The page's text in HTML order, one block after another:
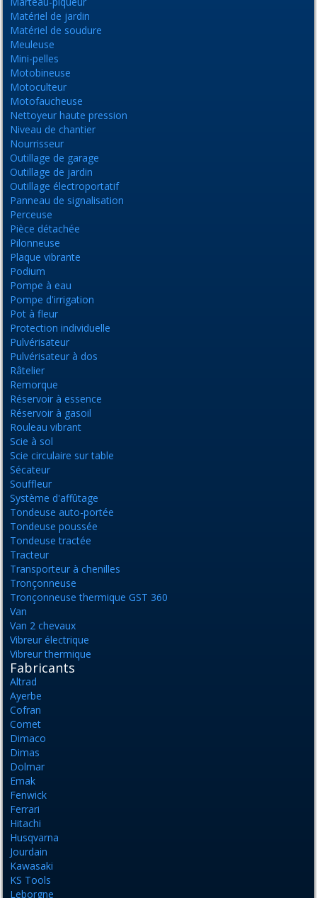
Matériel de jardin
Matériel de soudure
Meuleuse
Mini-pelles
Motobineuse
Motoculteur
Motofaucheuse
Nettoyeur haute pression
Niveau de chantier
Nourrisseur
Outillage de garage
Outillage de jardin
Outillage électroportatif
Panneau de signalisation
Perceuse
Pièce détachée
Pilonneuse
Plaque vibrante
Podium
Pompe à eau
Pompe d'irrigation
Pot à fleur
Protection individuelle
Pulvérisateur
Pulvérisateur à dos
Râtelier
Remorque
Réservoir à essence
Réservoir à gasoil
Rouleau vibrant
Scie à sol
Scie circulaire sur table
Sécateur
Souffleur
Système d'affûtage
Tondeuse auto-portée
Tondeuse poussée
Tondeuse tractée
Tracteur
Transporteur à chenilles
Tronçonneuse
Tronçonneuse thermique GST 360
Van
Van 2 chevaux
Vibreur électrique
Vibreur thermique
Fabricants
Altrad
Ayerbe
Cofran
Comet
Dimaco
Dimas
Dolmar
Emak
Fenwick
Ferrari
Hitachi
Husqvarna
Jourdain
Kawasaki
KS Tools
Leborgne